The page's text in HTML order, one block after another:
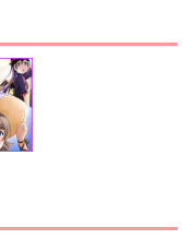
渡辺曜
優木せつ菜